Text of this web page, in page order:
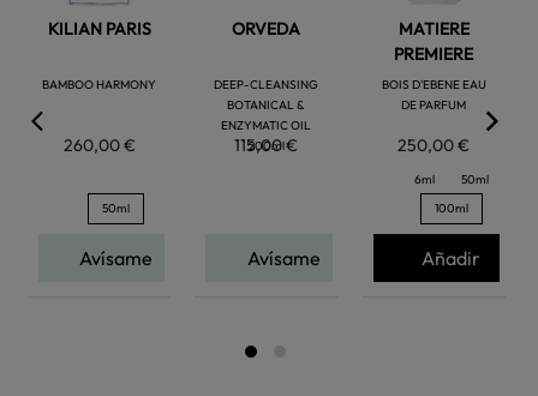
KILIAN PARIS
BAMBOO HARMONY
260,00 €
50ml
Avísame
ORVEDA
DEEP-CLEANSING
BOTANICAL &
ENZYMATIC OIL
200ml
115,00 €
Avísame
MATIERE
PREMIERE
BOIS D'EBENE EAU
DE PARFUM
250,00 €
6ml
50ml
100ml
Añadir